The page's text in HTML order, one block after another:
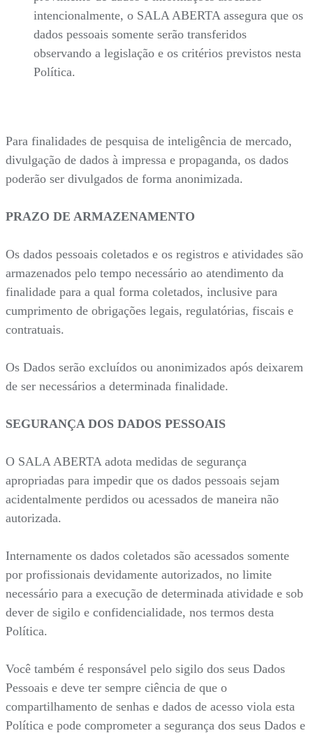
intencionalmente, o SALA ABERTA assegura que os
dados pessoais somente serão transferidos
observando a legislação e os critérios previstos nesta
Política.
Para finalidades de pesquisa de inteligência de mercado,
divulgação de dados à impressa e propaganda, os dados
poderão ser divulgados de forma anonimizada.
PRAZO DE ARMAZENAMENTO
Os dados pessoais coletados e os registros e atividades são
armazenados pelo tempo necessário ao atendimento da
finalidade para a qual forma coletados, inclusive para
cumprimento de obrigações legais, regulatórias, fiscais e
contratuais.
Os Dados serão excluídos ou anonimizados após deixarem
de ser necessários a determinada finalidade.
SEGURANÇA DOS DADOS PESSOAIS
O SALA ABERTA adota medidas de segurança
apropriadas para impedir que os dados pessoais sejam
acidentalmente perdidos ou acessados de maneira não
autorizada.
Internamente os dados coletados são acessados somente
por profissionais devidamente autorizados, no limite
necessário para a execução de determinada atividade e sob
dever de sigilo e confidencialidade, nos termos desta
Política.
Você também é responsável pelo sigilo dos seus Dados
Pessoais e deve ter sempre ciência de que o
compartilhamento de senhas e dados de acesso viola esta
Política e pode comprometer a segurança dos seus Dados e